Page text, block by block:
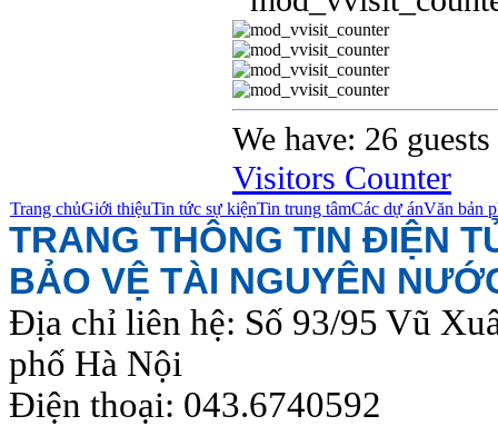
We have: 26
Visitors Counter
Trang chủGiới thiệuTin tức sự kiệnTin trung tâmCác dự ánVăn bản
TRANG THÔNG TIN ĐIỆN
BẢO VỆ TÀI NGUYÊN
Địa chỉ liên hệ: Số 93/95 Vũ
phố Hà Nội
Điện thoại: